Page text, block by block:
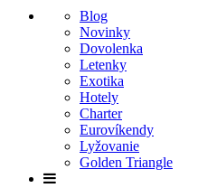
Blog
Novinky
Dovolenka
Letenky
Exotika
Hotely
Charter
Eurovíkendy
Lyžovanie
Golden Triangle